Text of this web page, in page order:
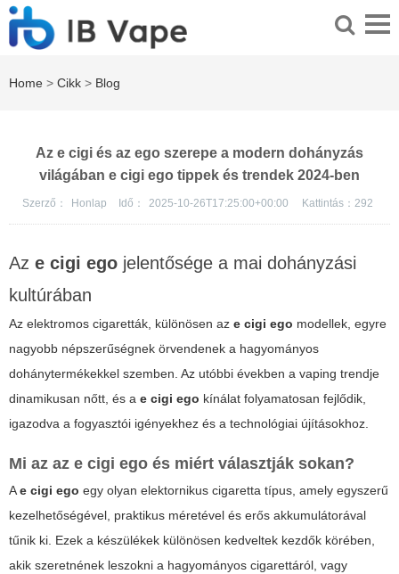
Home > Cikk > Blog
Az e cigi és az ego szerepe a modern dohányzás
világában e cigi ego tippek és trendek 2024-ben
Szerző： Honlap Idő： 2025-10-26T17:25:00+00:00 Kattintás： 292
Az e cigi ego jelentősége a mai dohányzási
kultúrában
Az elektromos cigaretták, különösen az e cigi ego modellek, egyre
nagyobb népszerűségnek örvendenek a hagyományos
dohánytermékekkel szemben. Az utóbbi években a vaping trendje
dinamikusan nőtt, és a e cigi ego kínálat folyamatosan fejlődik,
igazodva a fogyasztói igényekhez és a technológiai újításokhoz.
Mi az az e cigi ego és miért választják sokan?
Ae cigi ego egy olyan elektornikus cigaretta típus, amely egyszerű
kezelhetőségével, praktikus méretével és erős akkumulátorával
tűnik ki. Ezek a készülékek különösen kedveltek kezdők körében,
akik szeretnének leszokni a hagyományos cigarettáról, vagy